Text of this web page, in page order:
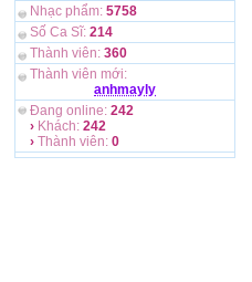
Nhạc phẩm: 5758
Số Ca Sĩ: 214
Thành viên: 360
Thành viên mới:
anhmayly
Đang online: 242
› Khách: 242
› Thành viên: 0